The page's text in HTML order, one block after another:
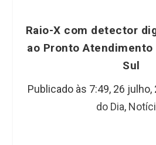
Raio-X com detector
ao Pronto
Sul
Publicado às 7:49, 26 julho,
do Dia,